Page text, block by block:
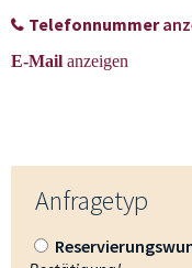
Telefonnummer
E-Mail anzeigen
Anfragetyp